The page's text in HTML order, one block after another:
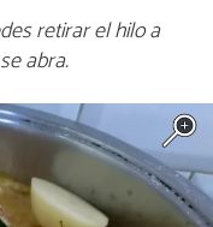
retirar el hilo a
abra.